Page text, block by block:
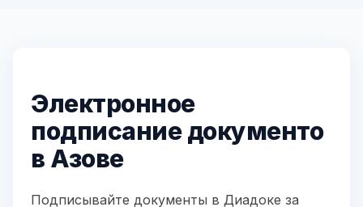
Электронное
подписание документо
в Азове
Подписывайте документы в Диадоке за